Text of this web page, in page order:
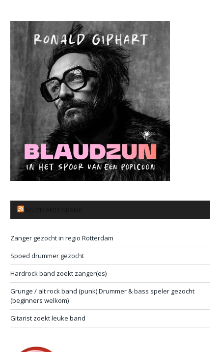
Zanger gezocht in regio Rotterdam
Spoed drummer gezocht
Hardrock band zoekt zanger(es)
Grunge / alt rock band (punk) Drummer & bass speler gezocht
(beginners welkom)
Gitarist zoekt leuke band